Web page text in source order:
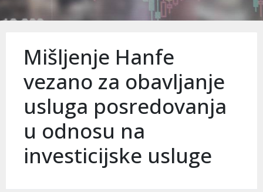
Mišljenje Hanfe
vezano za obavljanje
usluga posredovanja
u odnosu na
investicijske usluge